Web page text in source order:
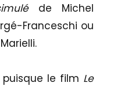
de Michel
Franceschi ou
puisque le film Le